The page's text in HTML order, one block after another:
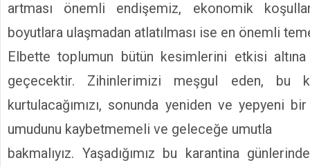
artması önemli endişemiz, ekonomik
boyutlara ulaşmadan atlatılması ise en önemli
Elbette toplumun bütün kesimlerini etkisi
geçecektir. Zihinlerimizi meşgul eden, bu
kurtulacağımızı, sonunda yeniden ve yepyeni bir
umudunu kaybetmemeli ve geleceğe umutla
bakmalıyız. Yaşadığımız bu karantina